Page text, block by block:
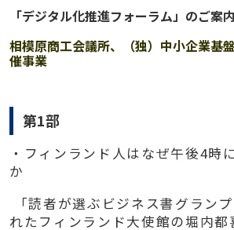
「デジタル化推進フォーラム」のご案内
相模原商工会議所、（独）中小企業基
催事業
第1部
・フィンランド人はなぜ午後4時
か
「読者が選ぶビジネス書グランプ
れたフィンランド大使館の堀内都